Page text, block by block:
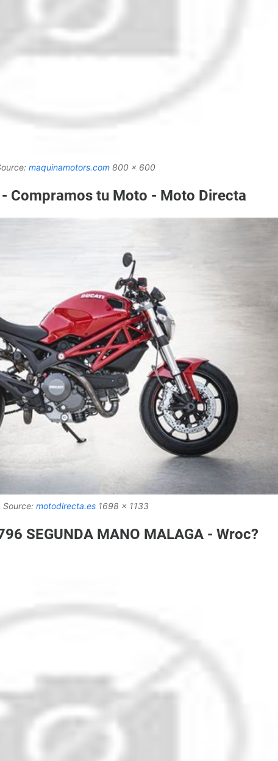
maquinamotors.com 800 x 600
Compramos tu Moto - Moto Directa
Source: motodirecta.es1698 x 1133
SEGUNDA MANO MALAGA - Wroc?